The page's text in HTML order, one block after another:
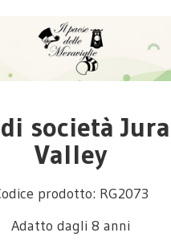
società
Valley
prodotto: RG2073
Adatto dagli 8 anni